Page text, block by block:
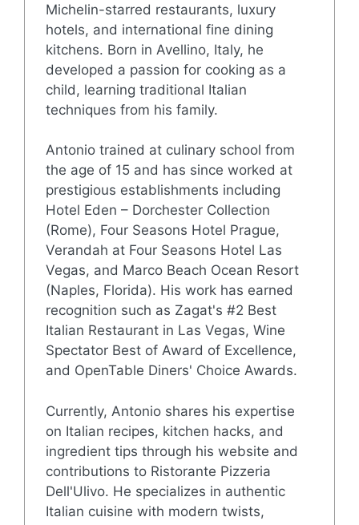
Michelin-starred restaurants, luxury
hotels, and international fine dining
kitchens. Born in Avellino, Italy, he
developed a passion for cooking as a
child, learning traditional Italian
techniques from his family.
Antonio trained at culinary school from
the age of 15 and has since worked at
prestigious establishments including
Hotel Eden – Dorchester Collection
(Rome), Four Seasons Hotel Prague,
Verandah at Four Seasons Hotel Las
Vegas, and Marco Beach Ocean Resort
(Naples, Florida). His work has earned
recognition such as Zagat's #2 Best
Italian Restaurant in Las Vegas, Wine
Spectator Best of Award of Excellence,
and OpenTable Diners' Choice Awards.
Currently, Antonio shares his expertise
on Italian recipes, kitchen hacks, and
ingredient tips through his website and
contributions to Ristorante Pizzeria
Dell'Ulivo. He specializes in authentic
Italian cuisine with modern twists,